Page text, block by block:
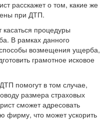
расскажет о том, какие же
при ДТП.
процедуры
В рамках данного
возмещения ущерба,
грамотное исковое
помогут в том случае,
размера страховых
сможет адресовать
фирму, что может ускорить